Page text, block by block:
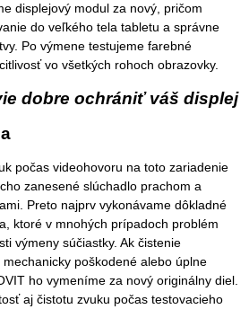
displejový modul za nový, pričom
do veľkého tela tabletu a správne
Po výmene testujeme farebné
vo všetkých rohoch obrazovky.
dobre ochrániť váš displej
počas videohovoru na toto zariadenie
zanesené slúchadlo prachom a
Preto najprv vykonávame dôkladné
ktoré v mnohých prípadoch problém
výmeny súčiastky. Ak čistenie
poškodené alebo úplne
ho vymeníme za nový originálny diel.
aj čistotu zvuku počas testovacieho